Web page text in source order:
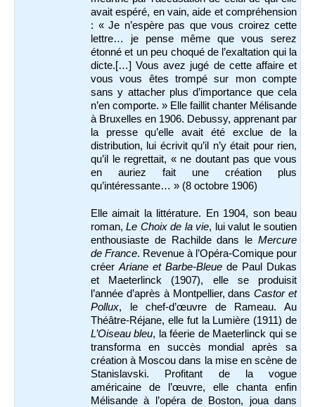
avait espéré, en vain, aide et compréhension
: « Je n’espère pas que vous croirez cette
lettre… je pense même que vous serez
étonné et un peu choqué de l’exaltation qui la
dicte.[…] Vous avez jugé de cette affaire et
vous vous êtes trompé sur mon compte
sans y attacher plus d’importance que cela
n’en comporte. » Elle faillit chanter Mélisande
à Bruxelles en 1906. Debussy, apprenant par
la presse qu’elle avait été exclue de la
distribution, lui écrivit qu’il n’y était pour rien,
qu’il le regrettait, « ne doutant pas que vous
en auriez fait une création plus
qu’intéressante… » (8 octobre 1906)
Elle aimait la littérature. En 1904, son beau
roman,Le Choix de la vie, lui valut le soutien
enthousiaste de Rachilde dans le Mercure
de France. Revenue à l’Opéra-Comique pour
créer Ariane et Barbe-Bleue de Paul Dukas
et Maeterlinck (1907), elle se produisit
l’année d’après à Montpellier, dansCastor et
Pollux, le chef-d’œuvre de Rameau. Au
Théâtre-Réjane, elle fut la Lumière (1911) de
L’Oiseau bleu, la féerie de Maeterlinck qui se
transforma en succès mondial après sa
création à Moscou dans la mise en scène de
Stanislavski. Profitant de la vogue
américaine de l’œuvre, elle chanta enfin
Mélisande à l’opéra de Boston, joua dans